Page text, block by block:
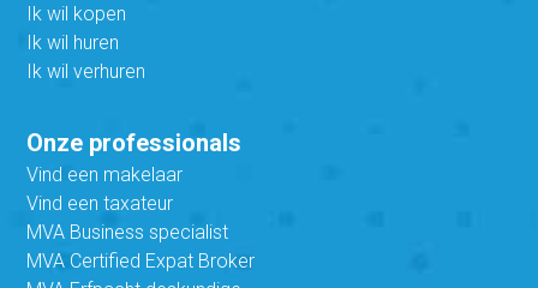
Ik wil kopen
Ik wil huren
Ik wil verhuren
Onze professionals
Vind een makelaar
Vind een taxateur
MVA Business specialist
MVA Certified Expat Broker